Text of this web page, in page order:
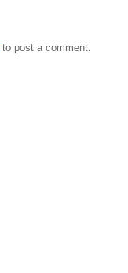
to post a comment.